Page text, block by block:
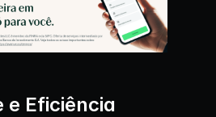
e Eficiência